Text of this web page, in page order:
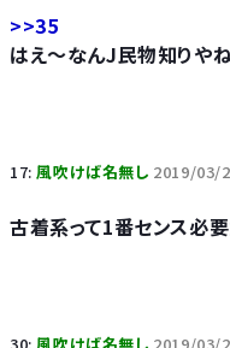
>>35
はえ～なんJ民物知りや
17:風吹けば名無し 2019/03/
古着系って1番センス必
30:風吹けば名無し 2019/03/